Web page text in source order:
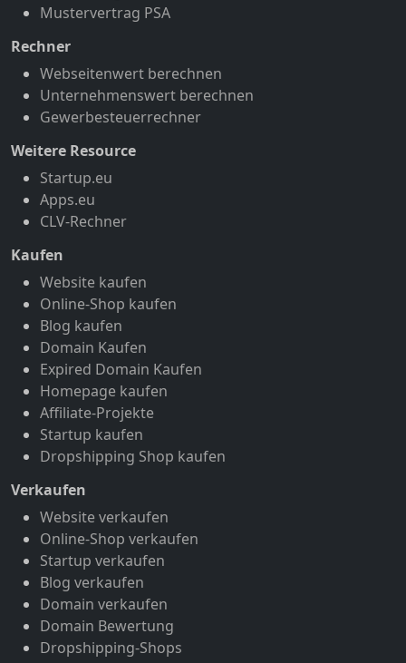
Mustervertrag PSA
Rechner
Webseitenwert berechnen
Unternehmenswert berechnen
Gewerbesteuerrechner
Weitere Resource
Startup.eu
Apps.eu
CLV-Rechner
Kaufen
Website kaufen
Online-Shop kaufen
Blog kaufen
Domain Kaufen
Expired Domain Kaufen
Homepage kaufen
Affiliate-Projekte
Startup kaufen
Dropshipping Shop kaufen
Verkaufen
Website verkaufen
Online-Shop verkaufen
Startup verkaufen
Blog verkaufen
Domain verkaufen
Domain Bewertung
Dropshipping-Shops